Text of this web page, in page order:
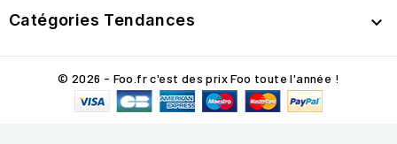
Catégories Tendances 
© 2026 - Foo.fr c'est des prix Foo toute l'année !